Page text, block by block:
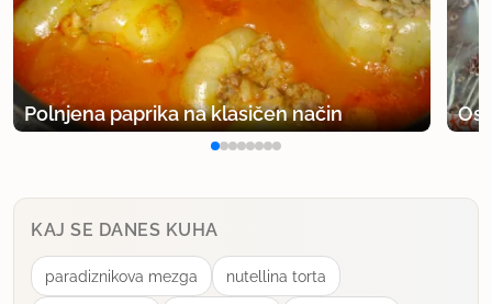
Polnjena paprika na klasičen način
KAJ SE DANES KUHA
paradiznikova mezga nutellina torta